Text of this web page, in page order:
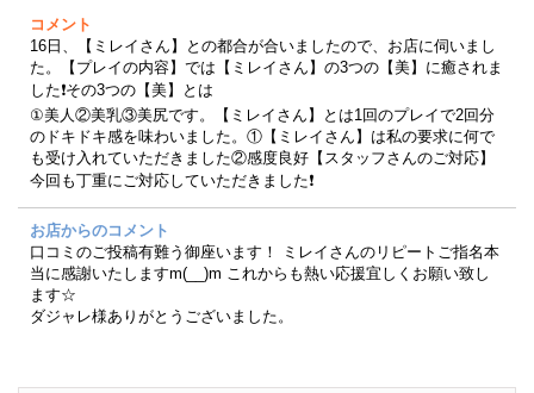
コメント
16日、【ミレイさん】との都合が合いましたので、お店に伺いまし
た。【プレイの内容】では【ミレイさん】の3つの【美】に癒されま
した❗その3つの【美】とは
①美人②美乳③美尻です。【ミレイさん】とは1回のプレイで2回分
のドキドキ感を味わいました。①【ミレイさん】は私の要求に何で
も受け入れていただきました②感度良好【スタッフさんのご対応】
今回も丁重にご対応していただきました❗
お店からのコメント
口コミのご投稿有難う御座います！ ミレイさんのリピートご指名本
当に感謝いたしますm(__)m これからも熱い応援宜しくお願い致し
ます☆
ダジャレ様ありがとうございました。